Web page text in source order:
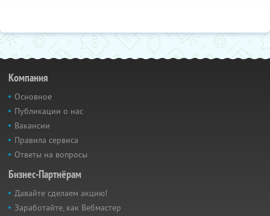
Компания
Основное
Публикации о нас
Вакансии
Правила сервиса
Ответы на вопросы
Бизнес-Партнёрам
Давайте сделаем акцию!
Заработайте, как Вебмастер